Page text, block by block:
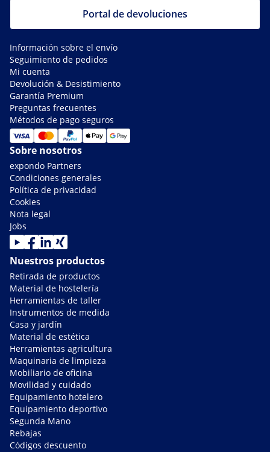
Portal de devoluciones
Información sobre el envío
Seguimiento de pedidos
Mi cuenta
Devolución & Desistimiento
Garantía Premium
Preguntas frecuentes
Métodos de pago seguros
Sobre nosotros
expondo Partners
Condiciones generales
Política de privacidad
Cookies
Nota legal
Jobs
Nuestros productos
Retirada de productos
Material de hostelería
Herramientas de taller
Instrumentos de medida
Casa y jardín
Material de estética
Herramientas agricultura
Maquinaria de limpieza
Mobiliario de oficina
Movilidad y cuidado
Equipamiento hotelero
Equipamiento deportivo
Segunda Mano
Rebajas
Códigos descuento